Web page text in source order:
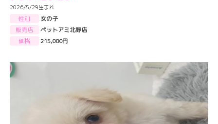
2026/5/29生まれ
性別
女の子
販売店
ペットアミ北野店
価格
215,000円